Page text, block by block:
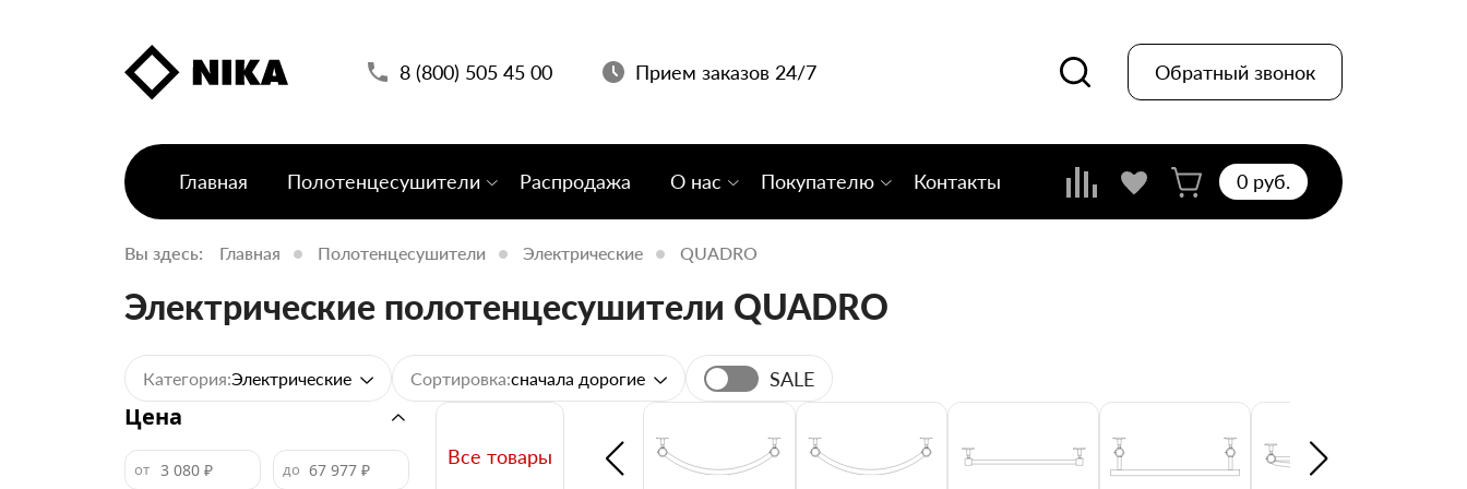
8 (800) 505 45 00 Прием заказов 24/7 Обратный звонок
Главная Полотенцесушители Распродажа О нас Покупателю Контакты 0 pуб.
Вы здесь: Главная Полотенцесушители Электрические QUADRO
Электрические полотенцесушители QUADRO
Категория:Электрические Сортировка:сначала дорогие SALE
Цена
Все товары